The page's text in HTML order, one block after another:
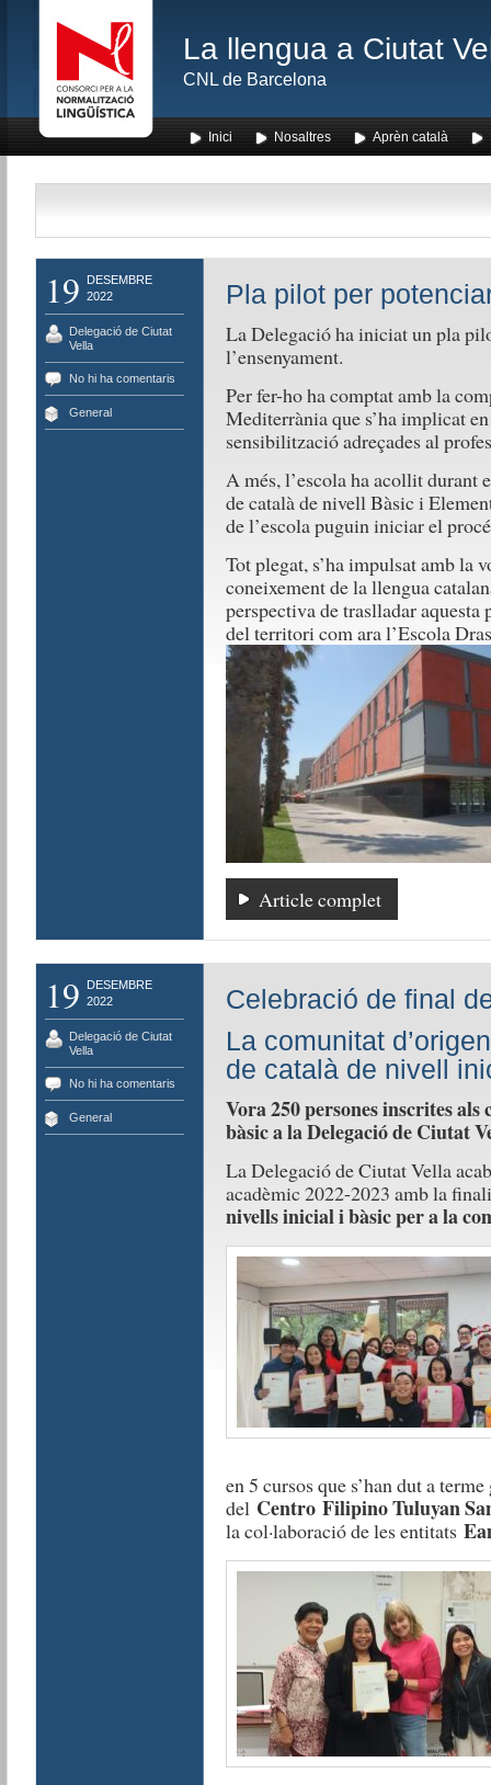
La llengua a Ciutat
CNL de Barcelona
Inici Nosaltres Aprèn català
19
DESEMBRE
2022
Delegació de Ciutat
Vella
No hi ha comentaris
General
Pla pilot per
La Delegació ha iniciat un pla
l’ensenyament.
Per fer-ho ha comptat amb la
Mediterrània que s’ha implicat
sensibilització adreçades al
A més, l’escola ha acollit durant
de català de nivell Bàsic i
de l’escola puguin iniciar el
Tot plegat, s’ha impulsat amb la
coneixement de la llengua
perspectiva de traslladar aquesta
del territori com ara l’Escola
Article complet
19
DESEMBRE
2022
Delegació de Ciutat
Vella
No hi ha comentaris
General
Celebració de final
La comunitat
de català de nivell
Vora 250 persones inscrites
bàsic a la Delegació de Ciutat
La Delegació de Ciutat Vella
acadèmic 2022-2023 amb la
nivells inicial i bàsic per a la
en 5 cursos que s’han dut a
del Centro Filipino Tuluyan
la col·laboració de les entitats